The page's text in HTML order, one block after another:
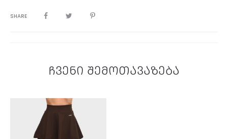
SHARE
ჩვენი შემოთავაზება